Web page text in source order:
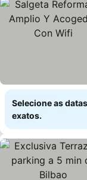
Selecione as
exatos.